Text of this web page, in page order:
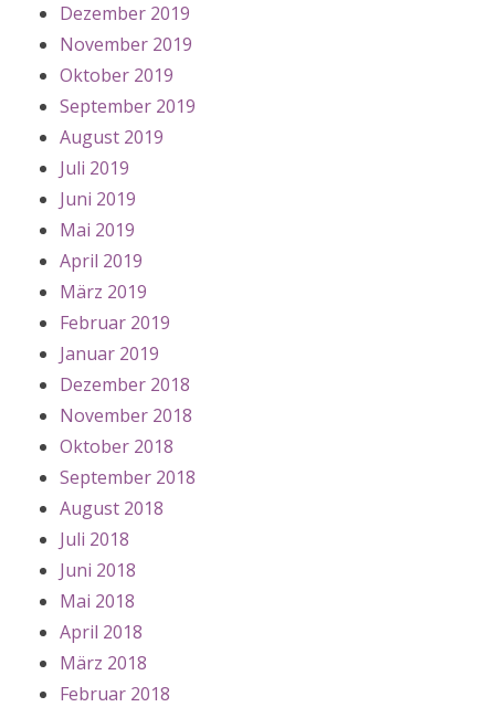
Dezember 2019
November 2019
Oktober 2019
September 2019
August 2019
Juli 2019
Juni 2019
Mai 2019
April 2019
März 2019
Februar 2019
Januar 2019
Dezember 2018
November 2018
Oktober 2018
September 2018
August 2018
Juli 2018
Juni 2018
Mai 2018
April 2018
März 2018
Februar 2018